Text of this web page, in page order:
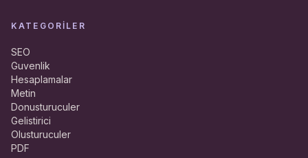
KATEGORILER
SEO
Guvenlik
Hesaplamalar
Metin
Donusturuculer
Gelistirici
Olusturuculer
PDF